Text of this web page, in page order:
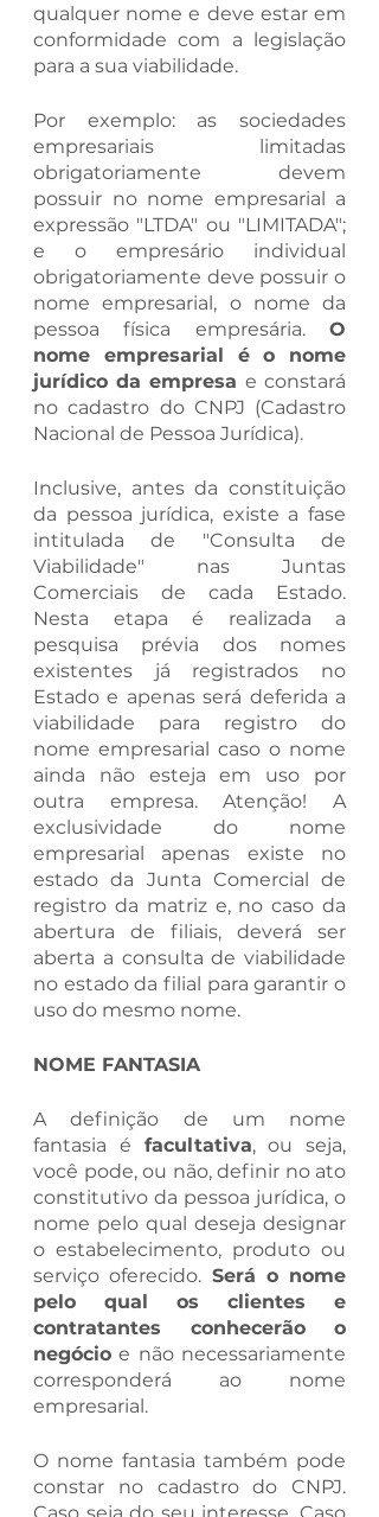
qualquer nome e deve estar em
conformidade com a legislação
para a sua viabilidade.
Por exemplo: as sociedades
empresariais limitadas
obrigatoriamente devem
possuir no nome empresarial a
expressão "LTDA" ou "LIMITADA";
e o empresário individual
obrigatoriamente deve possuir o
nome empresarial, o nome da
pessoa física empresária. O
nome empresarial é o nome
jurídico da empresa e constará
no cadastro do CNPJ (Cadastro
Nacional de Pessoa Jurídica).
Inclusive, antes da constituição
da pessoa jurídica, existe a fase
intitulada de "Consulta de
Viabilidade" nas Juntas
Comerciais de cada Estado.
Nesta etapa é realizada a
pesquisa prévia dos nomes
existentes já registrados no
Estado e apenas será deferida a
viabilidade para registro do
nome empresarial caso o nome
ainda não esteja em uso por
outra empresa. Atenção! A
exclusividade do nome
empresarial apenas existe no
estado da Junta Comercial de
registro da matriz e, no caso da
abertura de filiais, deverá ser
aberta a consulta de viabilidade
no estado da filial para garantir o
uso do mesmo nome.
NOME FANTASIA
A definição de um nome
fantasia é facultativa, ou seja,
você pode, ou não, definir no ato
constitutivo da pessoa jurídica, o
nome pelo qual deseja designar
o estabelecimento, produto ou
serviço oferecido. Será o nome
pelo qual os clientes e
contratantes conhecerão o
negócio e não necessariamente
corresponderá ao nome
empresarial.
O nome fantasia também pode
constar no cadastro do CNPJ.